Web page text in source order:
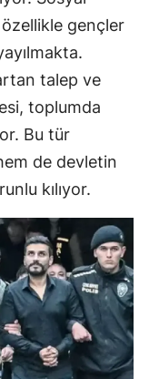
gençler
talep ve
toplumda
Bu tür
de devletin
kılıyor.